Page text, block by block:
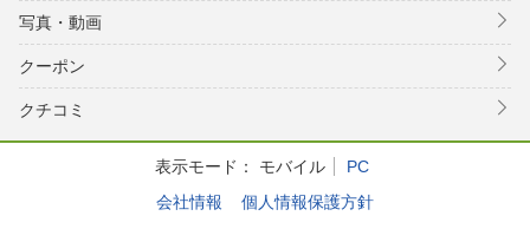
写真・動画
クーポン
クチコミ
表示モード： モバイル
PC
会社情報
個人情報保護方針